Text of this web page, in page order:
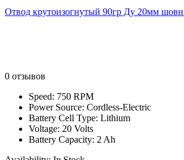
Отвод крутоизогнутый 90гр Ду 20мм
0 отзывов
Speed: 750 RPM
Power Source: Cordless-Electric
Battery Cell Type: Lithium
Voltage: 20 Volts
Battery Capacity: 2 Ah